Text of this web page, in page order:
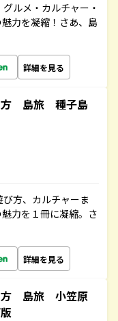
ルメ・カルチャー・
力を凝縮！さあ、島
詳細を見る
方 島旅 種子島
方、カルチャーま
力を１冊に凝縮。さ
詳細を見る
方 島旅 小笠原